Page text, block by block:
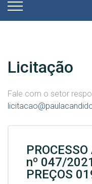
Licitação
Fale com o setor
nº 047/
PREÇOS